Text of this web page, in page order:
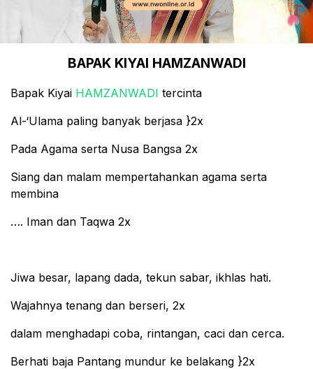
BAPAK KIYAI HAMZANWADI
Bapak Kiyai HAMZANWADI tercinta
Al-‘Ulama paling banyak berjasa }2x
Pada Agama serta Nusa Bangsa 2x
Siang dan malam mempertahankan agama serta
membina
…. Iman dan Taqwa 2x
Jiwa besar, lapang dada, tekun sabar, ikhlas hati.
Wajahnya tenang dan berseri, 2x
dalam menghadapi coba, rintangan, caci dan cerca.
Berhati baja Pantang mundur ke belakang }2x